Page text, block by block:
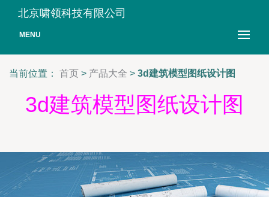
北京啸领科技有限公司
MENU
当前位置： 首页 > 产品大全 > 3d建筑模型图纸设计图
3d建筑模型图纸设计图